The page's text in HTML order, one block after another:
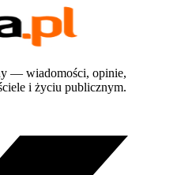
— wiadomości, opinie,
i życiu publicznym.